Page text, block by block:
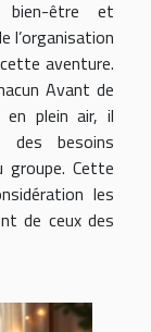
bien-être et
l’organisation
aventure.
Avant de
en plein air, il
des besoins
groupe. Cette
les
de ceux des